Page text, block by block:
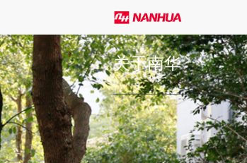
概览
航空障碍灯
喊话报警器
概览
投光灯
条形灯
概览
紧急通讯
控制系统
概览
港口机械
风电能源
概览
售后服务政策
定制与试用
关于南华